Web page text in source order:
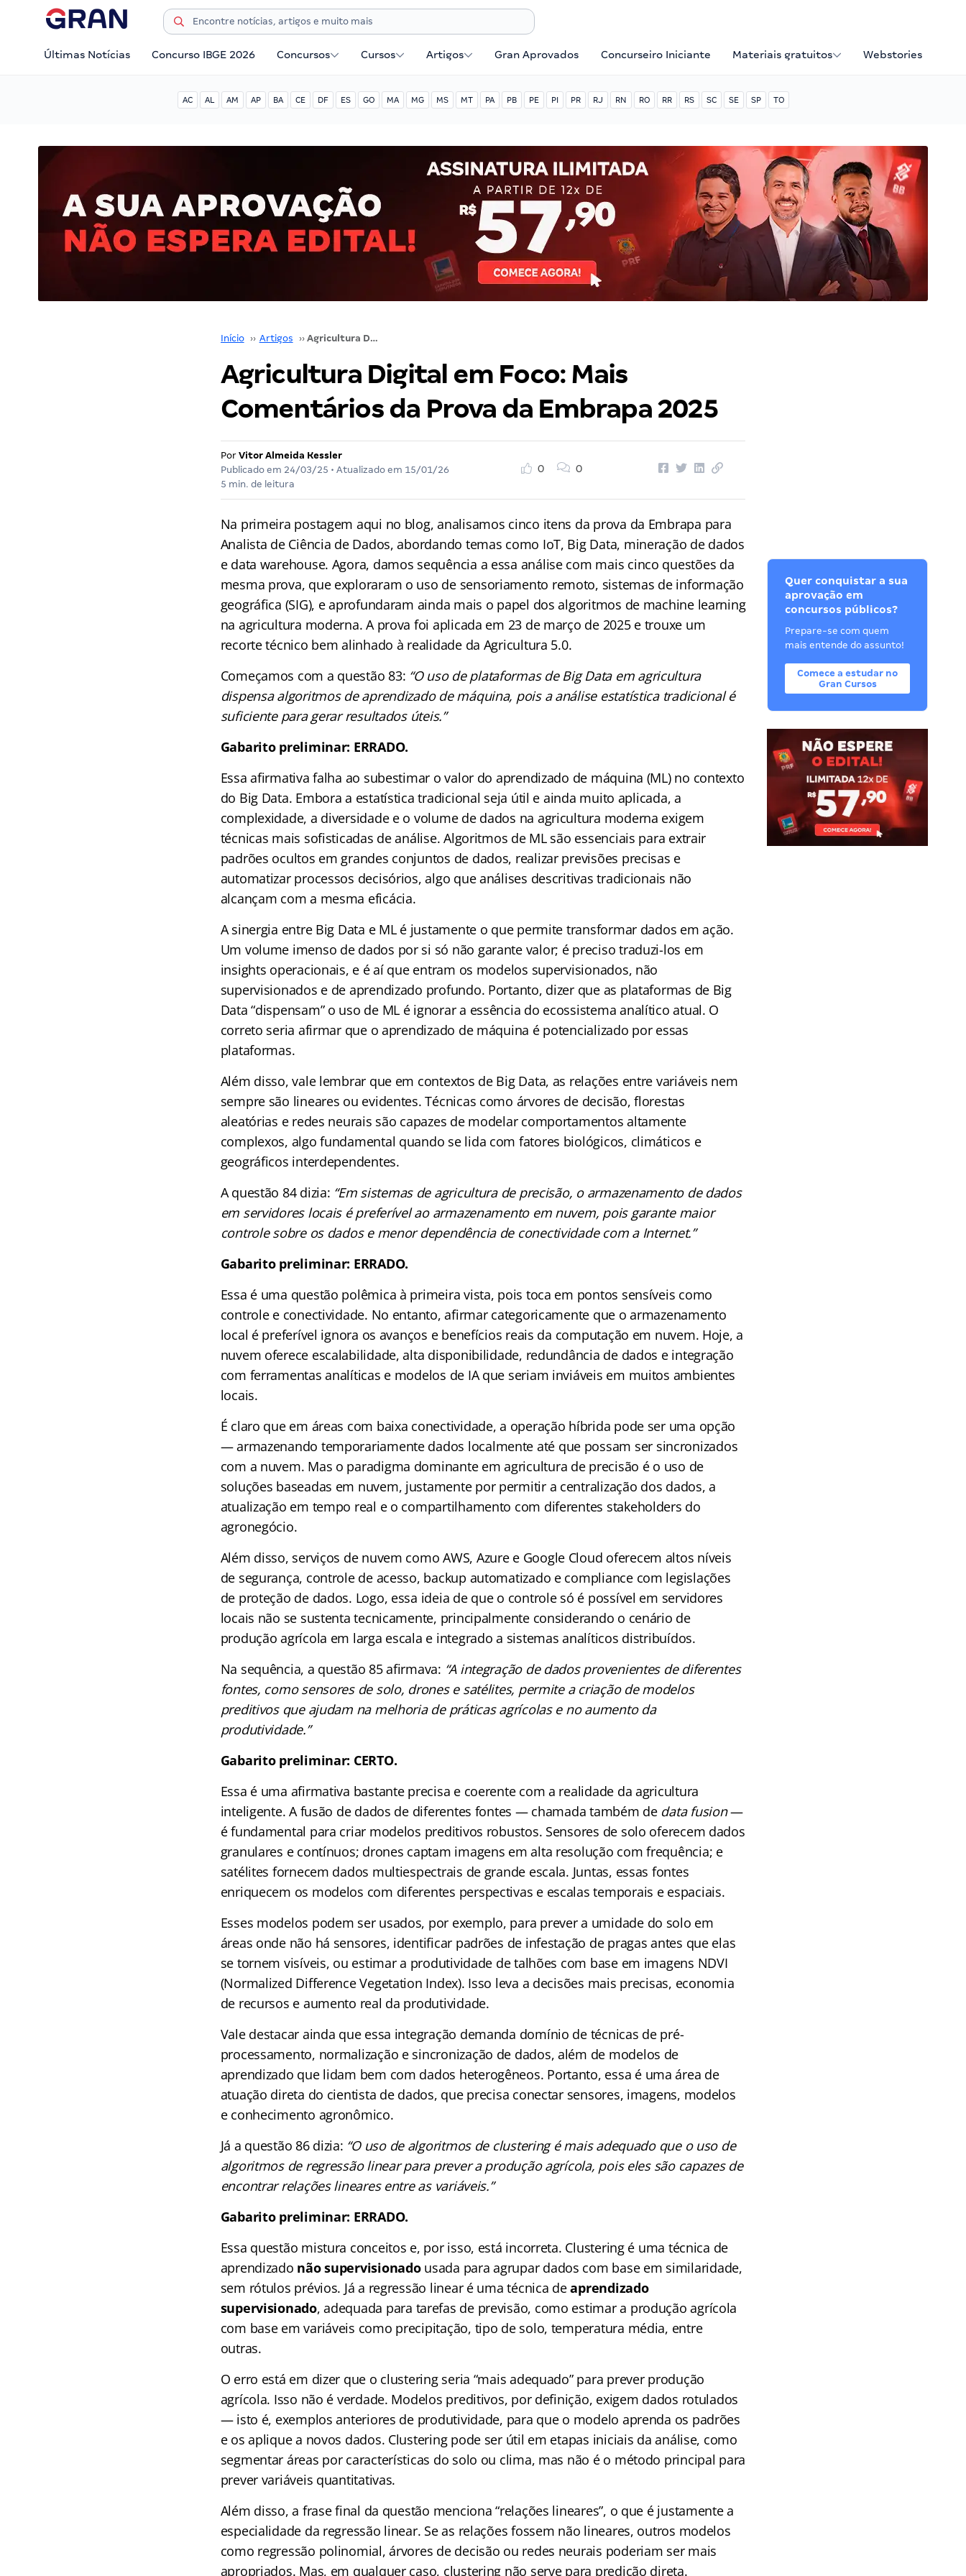
Últimas Notícias Concurso IBGE 2026 Concursos Cursos Artigos Gran Aprovados Concurseiro Iniciante Materiais gratuitos Webstories
AC AL AM AP BA CE DF ES GO MA MG MS MT PA PB PE PI PR RJ RN RO RR RS SC SE SP TO
Início ›› Artigos ›› Agricultura Digital em Foco: Mais Comentários da Prova da Embrapa 2025
Agricultura Digital em Foco: Mais
Comentários da Prova da Embrapa 2025
Por Vitor Almeida Kessler
Publicado em 24/03/25 • Atualizado em 15/01/26
5 min. de leitura
0 0
Na primeira postagem aqui no blog, analisamos cinco itens da prova da Embrapa para
Analista de Ciência de Dados, abordando temas como IoT, Big Data, mineração de dados
e data warehouse. Agora, damos sequência a essa análise com mais cinco questões da
mesma prova, que exploraram o uso de sensoriamento remoto, sistemas de informação
geográfica (SIG), e aprofundaram ainda mais o papel dos algoritmos de machine learning
na agricultura moderna. A prova foi aplicada em 23 de março de 2025 e trouxe um
recorte técnico bem alinhado à realidade da Agricultura 5.0.
Começamos com a questão 83: “O uso de plataformas de Big Data em agricultura
dispensa algoritmos de aprendizado de máquina, pois a análise estatística tradicional é
suficiente para gerar resultados úteis.”
Gabarito preliminar: ERRADO.
Essa afirmativa falha ao subestimar o valor do aprendizado de máquina (ML) no contexto
do Big Data. Embora a estatística tradicional seja útil e ainda muito aplicada, a
complexidade, a diversidade e o volume de dados na agricultura moderna exigem
técnicas mais sofisticadas de análise. Algoritmos de ML são essenciais para extrair
padrões ocultos em grandes conjuntos de dados, realizar previsões precisas e
automatizar processos decisórios, algo que análises descritivas tradicionais não
alcançam com a mesma eficácia.
A sinergia entre Big Data e ML é justamente o que permite transformar dados em ação.
Um volume imenso de dados por si só não garante valor; é preciso traduzi-los em
insights operacionais, e é aí que entram os modelos supervisionados, não
supervisionados e de aprendizado profundo. Portanto, dizer que as plataformas de Big
Data “dispensam” o uso de ML é ignorar a essência do ecossistema analítico atual. O
correto seria afirmar que o aprendizado de máquina é potencializado por essas
plataformas.
Além disso, vale lembrar que em contextos de Big Data, as relações entre variáveis nem
sempre são lineares ou evidentes. Técnicas como árvores de decisão, florestas
aleatórias e redes neurais são capazes de modelar comportamentos altamente
complexos, algo fundamental quando se lida com fatores biológicos, climáticos e
geográficos interdependentes.
A questão 84 dizia: “Em sistemas de agricultura de precisão, o armazenamento de dados
em servidores locais é preferível ao armazenamento em nuvem, pois garante maior
controle sobre os dados e menor dependência de conectividade com a Internet.”
Gabarito preliminar: ERRADO.
Essa é uma questão polêmica à primeira vista, pois toca em pontos sensíveis como
controle e conectividade. No entanto, afirmar categoricamente que o armazenamento
local é preferível ignora os avanços e benefícios reais da computação em nuvem. Hoje, a
nuvem oferece escalabilidade, alta disponibilidade, redundância de dados e integração
com ferramentas analíticas e modelos de IA que seriam inviáveis em muitos ambientes
locais.
É claro que em áreas com baixa conectividade, a operação híbrida pode ser uma opção
— armazenando temporariamente dados localmente até que possam ser sincronizados
com a nuvem. Mas o paradigma dominante em agricultura de precisão é o uso de
soluções baseadas em nuvem, justamente por permitir a centralização dos dados, a
atualização em tempo real e o compartilhamento com diferentes stakeholders do
agronegócio.
Além disso, serviços de nuvem como AWS, Azure e Google Cloud oferecem altos níveis
de segurança, controle de acesso, backup automatizado e compliance com legislações
de proteção de dados. Logo, essa ideia de que o controle só é possível em servidores
locais não se sustenta tecnicamente, principalmente considerando o cenário de
produção agrícola em larga escala e integrado a sistemas analíticos distribuídos.
Na sequência, a questão 85 afirmava: “A integração de dados provenientes de diferentes
fontes, como sensores de solo, drones e satélites, permite a criação de modelos
preditivos que ajudam na melhoria de práticas agrícolas e no aumento da
produtividade.”
Gabarito preliminar: CERTO.
Essa é uma afirmativa bastante precisa e coerente com a realidade da agricultura
inteligente. A fusão de dados de diferentes fontes — chamada também de data fusion—
é fundamental para criar modelos preditivos robustos. Sensores de solo oferecem dados
granulares e contínuos; drones captam imagens em alta resolução com frequência; e
satélites fornecem dados multiespectrais de grande escala. Juntas, essas fontes
enriquecem os modelos com diferentes perspectivas e escalas temporais e espaciais.
Esses modelos podem ser usados, por exemplo, para prever a umidade do solo em
áreas onde não há sensores, identificar padrões de infestação de pragas antes que elas
se tornem visíveis, ou estimar a produtividade de talhões com base em imagens NDVI
(Normalized Difference Vegetation Index). Isso leva a decisões mais precisas, economia
de recursos e aumento real da produtividade.
Vale destacar ainda que essa integração demanda domínio de técnicas de pré-
processamento, normalização e sincronização de dados, além de modelos de
aprendizado que lidam bem com dados heterogêneos. Portanto, essa é uma área de
atuação direta do cientista de dados, que precisa conectar sensores, imagens, modelos
e conhecimento agronômico.
Já a questão 86 dizia: “O uso de algoritmos de clustering é mais adequado que o uso de
algoritmos de regressão linear para prever a produção agrícola, pois eles são capazes de
encontrar relações lineares entre as variáveis.”
Gabarito preliminar: ERRADO.
Essa questão mistura conceitos e, por isso, está incorreta. Clustering é uma técnica de
aprendizado não supervisionadousada para agrupar dados com base em similaridade,
sem rótulos prévios. Já a regressão linear é uma técnica deaprendizado
supervisionado, adequada para tarefas de previsão, como estimar a produção agrícola
com base em variáveis como precipitação, tipo de solo, temperatura média, entre
outras.
O erro está em dizer que o clustering seria “mais adequado” para prever produção
agrícola. Isso não é verdade. Modelos preditivos, por definição, exigem dados rotulados
— isto é, exemplos anteriores de produtividade, para que o modelo aprenda os padrões
e os aplique a novos dados. Clustering pode ser útil em etapas iniciais da análise, como
segmentar áreas por características do solo ou clima, mas não é o método principal para
prever variáveis quantitativas.
Além disso, a frase final da questão menciona “relações lineares”, o que é justamente a
especialidade da regressão linear. Se as relações fossem não lineares, outros modelos
como regressão polinomial, árvores de decisão ou redes neurais poderiam ser mais
apropriados. Mas, em qualquer caso, clustering não serve para predição direta.
Quer conquistar a sua
aprovação em
concursos públicos?
Prepare-se com quem
mais entende do assunto!
Comece a estudar no
Gran Cursos